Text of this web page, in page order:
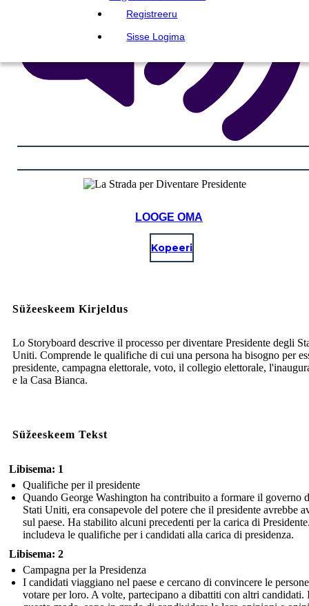
Registreeru
Sisse Logima
LOOGE OMA
Kopeeri
Süžeeskeem Kirjeldus
Lo Storyboard descrive il processo per diventare Presidente degli
Uniti. Comprende le qualifiche di cui una persona ha bisogno per
presidente, campagna elettorale, voto, il collegio elettorale,
e la Casa Bianca.
Süžeeskeem Tekst
Libisema: 1
Qualifiche per il presidente
Quando George Washington ha contribuito a formare il governo
Stati Uniti, era consapevole del potere che il presidente avrebbe
sul paese. Ha stabilito alcuni precedenti per la carica di
includeva le qualifiche per i candidati alla carica di presidenza.
Libisema: 2
Campagna per la Presidenza
I candidati viaggiano nel paese e cercano di convincere le
votare per loro. A volte, partecipano a dibattiti con altri candidati.